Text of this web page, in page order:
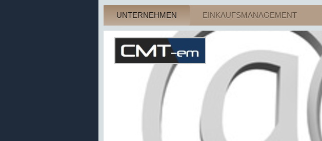
UNTERNEHMEN EINKAUFSMANAGEMENT